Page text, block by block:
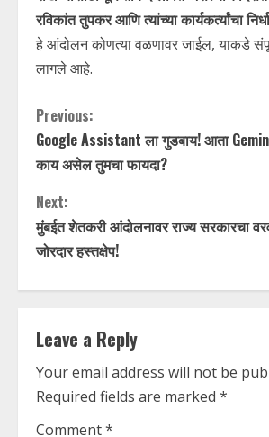
रविकांत तुपकर आणि त्यांच्या कार्यकर्त्यांचा
हे आंदोलन कोणत्या वळणावर जाईल, याकडे
लागले आहे.
C
o
n
t
u
e
R
Previous:
Google Assistant ला गुडबाय! आता
काय असेल तुमचा फायदा?
Next:
मुंबईत शेतकरी आंदोलनावर राज्य सरकारचा
जोरदार हस्तक्षेप!
Leave a Reply
Your email address will not be
Required fields are marked *
Comment*